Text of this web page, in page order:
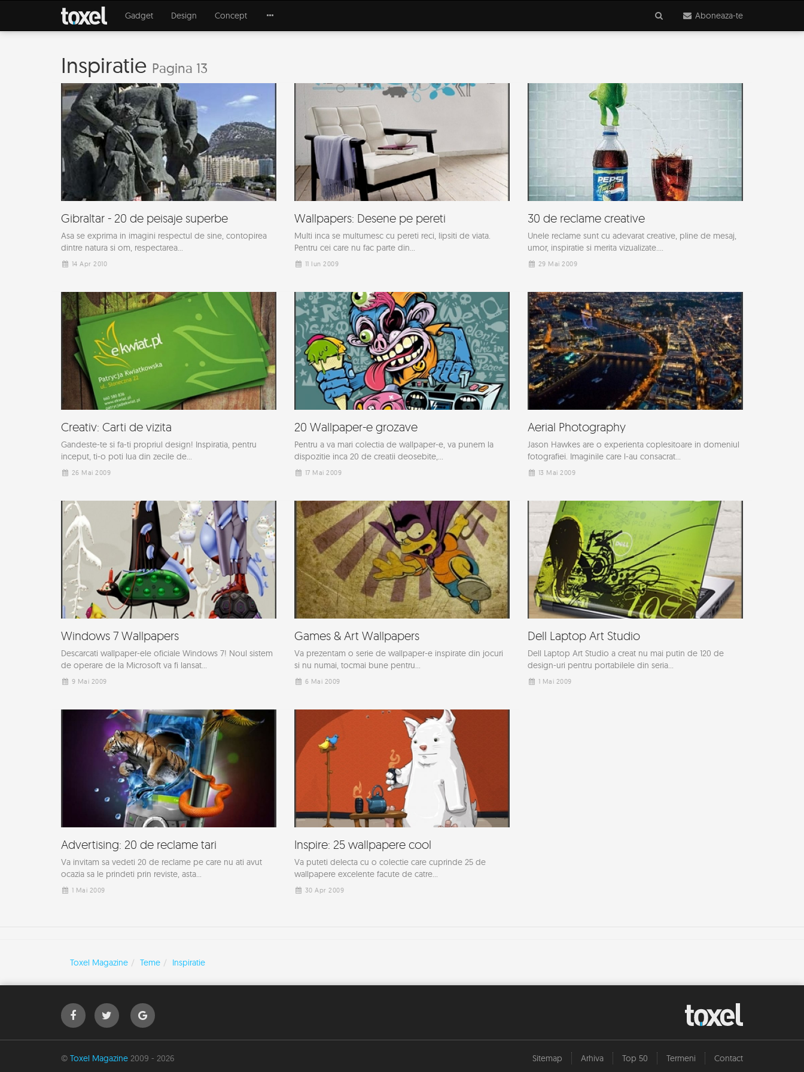
Aboneaza-te
Gadget Design Concept
Inspiratie Pagina 13
Gibraltar - 20 de peisaje superbe
Asa se exprima in imagini respectul de sine, contopirea
dintre natura si om, respectarea...
14 Apr 2010
Wallpapers: Desene pe pereti
Multi inca se multumesc cu pereti reci, lipsiti de viata.
Pentru cei care nu fac parte din...
11 Iun 2009
30 de reclame creative
Unele reclame sunt cu adevarat creative, pline de mesaj,
umor, inspiratie si merita vizualizate....
29 Mai 2009
Creativ: Carti de vizita
Gandeste-te si fa-ti propriul design! Inspiratia, pentru
inceput, ti-o poti lua din zecile de...
26 Mai 2009
20 Wallpaper-e grozave
Pentru a va mari colectia de wallpaper-e, va punem la
dispozitie inca 20 de creatii deosebite,...
17 Mai 2009
Aerial Photography
Jason Hawkes are o experienta coplesitoare in domeniul
fotografiei. Imaginile care l-au consacrat...
13 Mai 2009
Windows 7 Wallpapers
Descarcati wallpaper-ele oficiale Windows 7! Noul sistem
de operare de la Microsoft va fi lansat...
9 Mai 2009
Games & Art Wallpapers
Va prezentam o serie de wallpaper-e inspirate din jocuri
si nu numai, tocmai bune pentru...
6 Mai 2009
Dell Laptop Art Studio
Dell Laptop Art Studio a creat nu mai putin de 120 de
design-uri pentru portabilele din seria...
1 Mai 2009
Advertising: 20 de reclame tari
Va invitam sa vedeti 20 de reclame pe care nu ati avut
ocazia sa le prindeti prin reviste, asta...
1 Mai 2009
Inspire: 25 wallpapere cool
Va puteti delecta cu o colectie care cuprinde 25 de
wallpapere excelente facute de catre...
30 Apr 2009
Toxel Magazine Teme Inspiratie
© Toxel Magazine 2009 - 2026 Sitemap Arhiva Top 50 Termeni Contact